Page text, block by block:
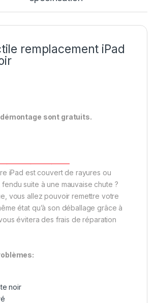
remplacement iPad
sont gratuits.
iPad est couvert de rayures ou
suite à une mauvaise chute ?
vous allez pouvoir remettre votre
état qu’à son déballage grâce à
évitera des frais de réparation
noir